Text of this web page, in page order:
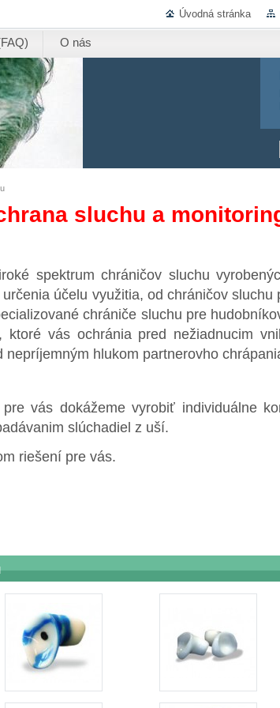
Úvodná stránka
O nás
sluchu a
spektrum chráničov sluchu
účelu využitia, od chráničov sluchu
chrániče sluchu pre
ktoré vás ochránia pred nežiadnucim
hlukom partnerovho
vás dokážeme vyrobiť individuálne
slúchadiel z uší.
riešení pre vás.